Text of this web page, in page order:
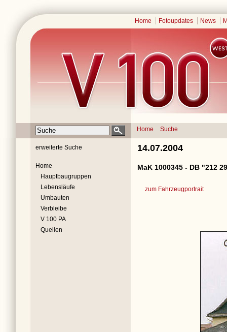
Home Fotoupdates News
Home Suche
erweiterte Suche
Home
Hauptbaugruppen
Lebensläufe
Umbauten
Verbleibe
V 100 PA
Quellen
14.07.2004
MaK 1000345 - DB "212
zum Fahrzeugportrait